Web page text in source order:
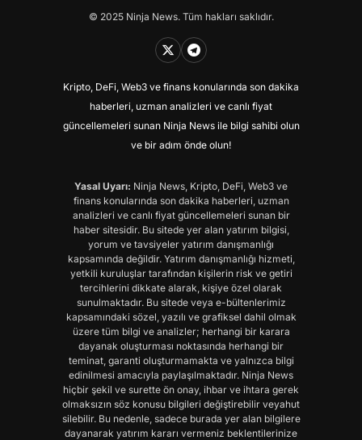
© 2025 Ninja News. Tüm hakları saklıdır.
Kripto, DeFi, Web3 ve finans konularında son dakika
haberleri, uzman analizleri ve canlı fiyat
güncellemeleri sunan Ninja News ile bilgi sahibi olun
ve bir adım önde olun!
Yasal Uyarı: Ninja News, Kripto, DeFi, Web3 ve
finans konularında son dakika haberleri, uzman
analizleri ve canlı fiyat güncellemeleri sunan bir
haber sitesidir. Bu sitede yer alan yatırım bilgisi,
yorum ve tavsiyeler yatırım danışmanlığı
kapsamında değildir. Yatırım danışmanlığı hizmeti,
yetkili kuruluşlar tarafından kişilerin risk ve getiri
tercihlerini dikkate alarak, kişiye özel olarak
sunulmaktadır. Bu sitede veya e-bültenlerimiz
kapsamındaki sözel, yazılı ve grafiksel dahil olmak
üzere tüm bilgi ve analizler; herhangi bir karara
dayanak oluşturması noktasında herhangi bir
teminat, garanti oluşturmamakta ve yalnızca bilgi
edinilmesi amacıyla paylaşılmaktadır. Ninja News
hiçbir şekil ve surette ön onay, ihbar ve ihtara gerek
olmaksızın söz konusu bilgileri değiştirebilir veyahut
silebilir. Bu nedenle, sadece burada yer alan bilgilere
dayanarak yatırım kararı vermeniz beklentilerinize